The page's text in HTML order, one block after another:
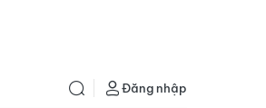
Đăng nhập